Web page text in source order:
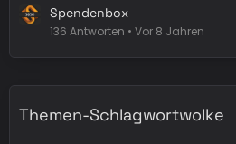
Spendenbox
136 Antworten Vor 8 Jahren
Themen-Schlagwortwolke